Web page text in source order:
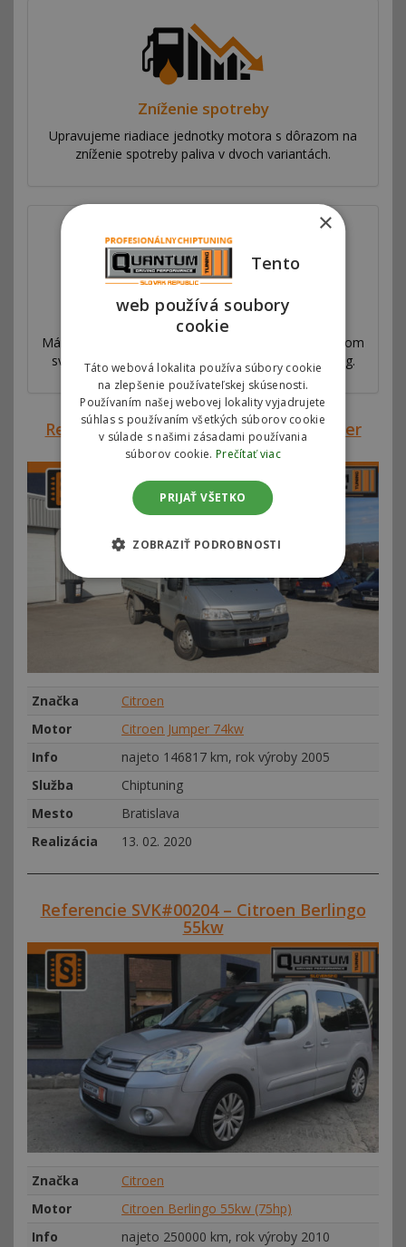
Zníženie spotreby
Upravujeme riadiace jednotky motora s dôrazom na
zníženie spotreby paliva v dvoch variantách.
Prečo sme najlepší
Máme sieť pobočiek vo viac ako 53 krajinách po celom
svete. Ponúkame výhradný autorizovaný chiptuning.
Referencie SVK#00221 – Citroen Jumper
74kw
Značka
Citroen
Motor
Citroen Jumper 74kw
Info
najeto 146817 km, rok výroby 2005
Služba
Chiptuning
Mesto
Bratislava
Realizácia
13. 02. 2020
Referencie SVK#00204 – Citroen Berlingo
55kw
Značka
Citroen
Motor
Citroen Berlingo 55kw (75hp)
Info
najeto 250000 km, rok výroby 2010
×
Tento
web používá soubory
cookie
Táto webová lokalita používa súbory cookie
na zlepšenie používateľskej skúsenosti.
Používaním našej webovej lokality vyjadrujete
súhlas s používaním všetkých súborov cookie
v súlade s našimi zásadami používania
súborov cookie. Prečítať viac
PRIJAŤ VŠETKO
ZOBRAZIŤ PODROBNOSTI